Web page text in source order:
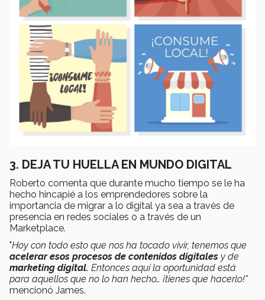
3. DEJA TU HUELLA EN MUNDO DIGITAL
Roberto comenta que durante mucho tiempo se le ha
hecho hincapié a los emprendedores sobre la
importancia de migrar a lo digital ya sea a través de
presencia en redes sociales o a través de un
Marketplace.
"Hoy con todo esto que nos ha tocado vivir, tenemos que
acelerar esos procesos de contenidos digitales y de
marketing digital. Entonces aquí la oportunidad está
para aquellos que no lo han hecho… ¡tienes que hacerlo!"
mencionó James.